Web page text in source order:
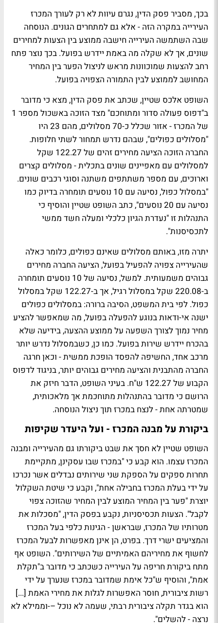
בכך, מסביר פסק הדין, נגרם עיוות לא רק לעורך המכרז
העירייה במקרה הזה - אלא גם למתחרים הגונים. הנוסחה
שבה השתמשה העירייה חישבה ממוצע בין הצעות למחירים
שונים, אך לא שקלה מה באמת יידרש בפועל. בכך נוצר פתח
רחב להצעות שמוכוונות מראש לניצול הפער בין המחיר
המחושב לממוצע לבין התמורה הצפויה בפועל.
השופט אלכס שטיין, שכתב את פסק הדין, מצא כי מדובר
ב"דפוס פעולה סדור ומתוחכם" מצד הזוכה באשכול מספר 1
של המכרז - אזור שכלל כ-70 מסלולים, מהם 23 היו
"מסלולים כפולים", שבהם נדרש תמחור לשתי חלופות.
החברה הזוכה הציעה מחירים זהים של 122.27 שקל
למסלולים עם מאפיינים שונים בתכלית - מסלולים קצרים
וארוכים, עם מספר משתתפים משתנה וסוגי רכבים שונים.
"במסלול כפול, נסיעה עם 10 נוסעים תומחרה בדיוק כמו
נסיעה עם 20 נוסעים", כתב השופט שטיין והוסיף כי
התנהלות זו "נעדרת הגיון כלכלי ומעלה חשד ממשי
לתכסיסנות".
יתרה מזו, באותם מסלולים שאינם כפולים, כלומר כאלה
שהעירייה צפויה להפעיל בפועל, הציעה החברה מחירים
גבוהים משמעותית. למשל, נסיעה של 10 נוסעים תומחרה
ב-220.08 שקל במסלול רגיל, אך ב-122.27 שקל במסלול
כפול. לפי בית המשפט, הסיבה ברורה: במסלולים כפולים
ישנה אי-ודאות בנוגע להפעלה בפועל, מה שמאפשר להציע
מחיר נמוך לצורך השפעה על ממוצע ההצעה, בידיעה שלא
בהכרח יידרש שירות בפועל. כמו כן, כשבמסלול נדרש יותר
מרכב אחד, החשיפה להפסד הופכת ממשית - וכאן חרגה
החברה מהתבנית והציעה מחירים גבוהים יותר, בניגוד לדפוס
הקבוע של 122.27 ש"ח. בעיני השופט, הדבר חיזק את
הרושם כי מדובר בהתנהלות מתוחכמת אך מלאכותית,
שמטרתה אחת - לנצח במכרז תוך ניצול הנוסחה.
ביקורת על מבנה המכרז - ועל היעדר שקיפות
השופט שטיין לא חסך את שבט ביקורתו גם מהעירייה ומבנה
המכרז עצמו. הוא קבע כי "במכרז שבו עסקינן, מתקיימת
תחרות ספקים על הספקת שני שירותים נבדלים אשר נכרכו
על ידי בעלת המכרז בחבילה אחת", וקבע כי שיטת השקלול
יוצרת "פער בין המחיר המוצע לבין המחיר שהזוכה צפוי
לקבל". הצעות תכסיסניות, נקבע בפסק הדין, "מסכלות את
מטרותיו של המכרז, שבראשן - הגינות כלפי בעל המכרז
והמציעים ישרי דרך. בפרט, הן אינן מאפשרות לבעל המכרז
לחשוף את מחיריהם האמיתיים של השירותים". השופט אף
מתח ביקורת חריפה על העירייה כשכתב כי מדובר ב"תקלת
אמת", והוסיף ש"כל אימת שמדובר במכרז שנערך על ידי
רשות ציבורית, חוסר האפשרות לגלות את מחירי האמת [...]
הוא בגדר תקלה ציבורית רבתי, שעמה לא נוכל –-וממילא לא
נרצה - להשלים".